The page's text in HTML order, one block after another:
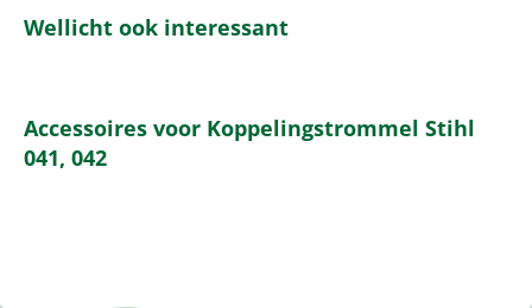
Wellicht ook interessant
Accessoires voor Koppelingstrommel Stihl
041, 042